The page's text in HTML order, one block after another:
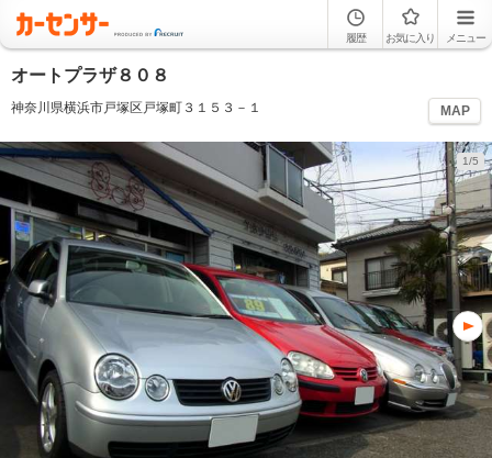
履歴 お気に入り メニュー
オートプラザ８０８
神奈川県横浜市戸塚区戸塚町３１５３－１ MAP
1/5